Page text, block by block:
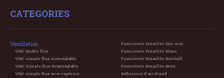
CATEGORIES
Ventilation
VMC Double flux
VMC simple flux Autoréglable
VMC Simple flux Hygroréglable
VMC simple flux avec capteurs
Fumisterie Emaillée Gris mat
Fumisterie Emaillée Blanc
Fumisterie Emaillée Noir brill.
Fumisterie Emaillée Brun
Diffuseurs d'air chaud